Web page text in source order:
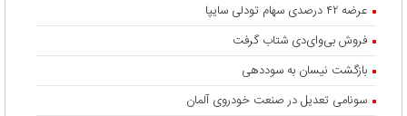
عرضه ۴۲ درصدی سهام تودلی سایپا
فروش بی‌وای‌دی شتاب گرفت
بازگشت نیسان به سوددهی
سونامی تعدیل در صنعت خودروی آلمان